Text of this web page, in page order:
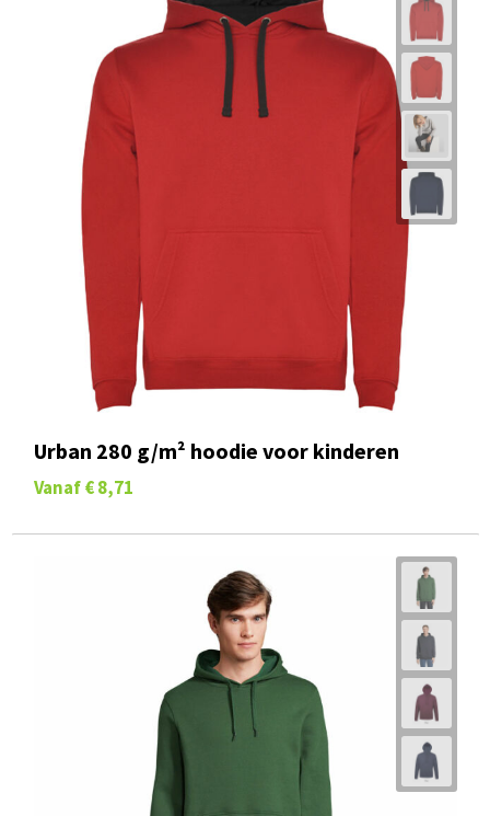
Id.003 Sweater met capuchon
€ 8,11
Urban 280 g/m² hoodie voor kinderen